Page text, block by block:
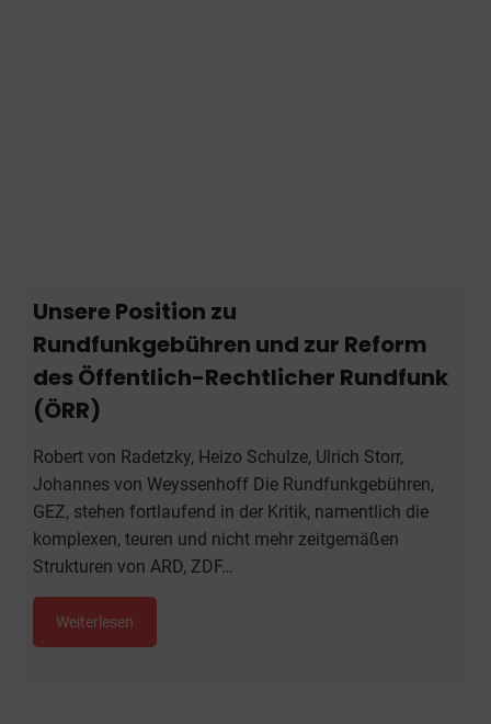
Unsere Position zu
Rundfunkgebühren und zur Reform
des Öffentlich-Rechtlicher Rundfunk
(ÖRR)
Robert von Radetzky, Heizo Schulze, Ulrich Storr,
Johannes von Weyssenhoff Die Rundfunkgebühren,
GEZ, stehen fortlaufend in der Kritik, namentlich die
komplexen, teuren und nicht mehr zeitgemäßen
Strukturen von ARD, ZDF…
Weiterlesen